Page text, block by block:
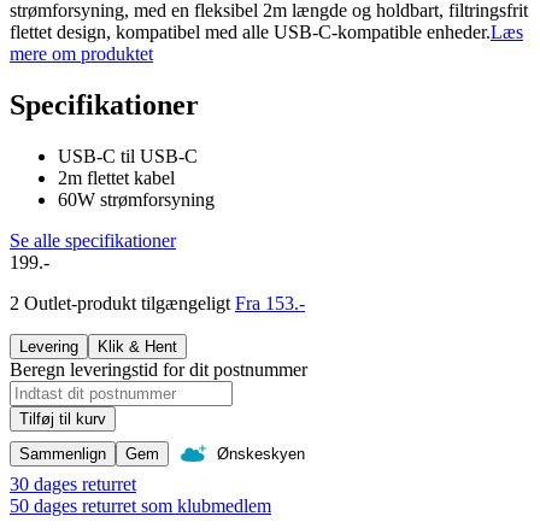
strømforsyning, med en fleksibel 2m længde og holdbart, filtringsfrit
flettet design, kompatibel med alle USB-C-kompatible enheder.Læs
mere om produktet
Specifikationer
USB-C til USB-C
2m flettet kabel
60W strømforsyning
Se alle specifikationer
199.-
2 Outlet-produkt tilgængeligt Fra 153.-
Levering Klik & Hent
Beregn leveringstid for dit postnummer
Tilføj til kurv
Sammenlign
Gem Ønskeskyen
30 dages returret
50 dages returret som klubmedlem